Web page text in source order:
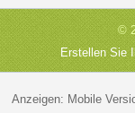
©
Erstellen Sie
Anzeigen: Mobile